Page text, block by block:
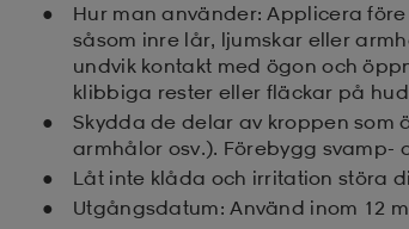
Hur man använder: Applicera
såsom inre lår, ljumskar eller
undvik kontakt med ögon och
klibbiga rester eller fläckar på
Skydda de delar av kroppen som
armhålor osv.). Förebygg svamp-
Låt inte klåda och irritation störa
Utgångsdatum: Använd inom 12